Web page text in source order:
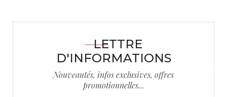
LETTRE
D'INFORMATIONS
Nouveautés, infos exclusives, offres
promotionnelles...